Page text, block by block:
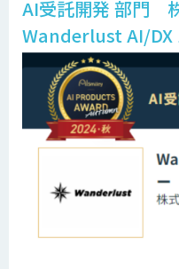
AI受託開発 部門
Wanderlust AI/DX